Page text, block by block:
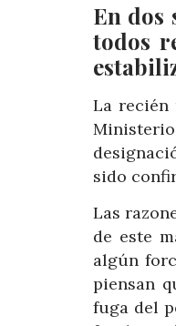
En dos
todos
La recién
sido
Las
de este
algún
piensan
fuga del